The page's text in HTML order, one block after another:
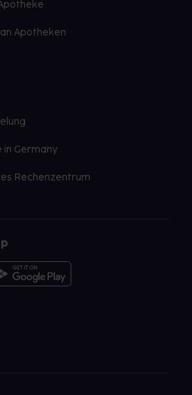
Apotheken
Germany
Rechenzentrum